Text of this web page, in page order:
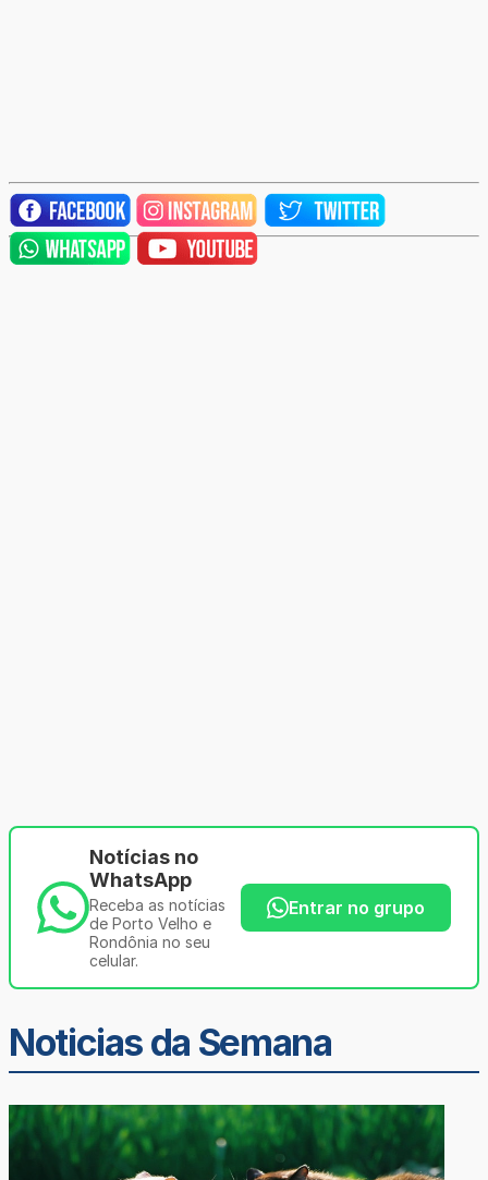
Notícias no
WhatsApp
Receba as notícias
de Porto Velho e
Rondônia no seu
celular.
Entrar no grupo
Noticias da Semana